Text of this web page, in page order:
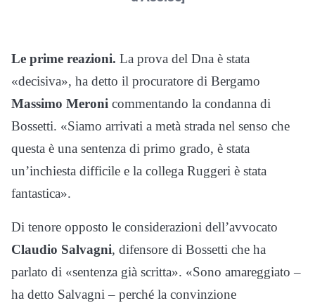
Le prime reazioni. La prova del Dna è stata
«decisiva», ha detto il procuratore di Bergamo
Massimo Meroni commentando la condanna di
Bossetti. «Siamo arrivati a metà strada nel senso che
questa è una sentenza di primo grado, è stata
un’inchiesta difficile e la collega Ruggeri è stata
fantastica».
Di tenore opposto le considerazioni dell’avvocato
Claudio Salvagni, difensore di Bossetti che ha
parlato di «sentenza già scritta». «Sono amareggiato –
ha detto Salvagni – perché la convinzione